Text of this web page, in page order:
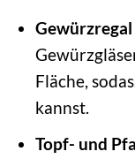
Fläche,
kannst.
Topf- und